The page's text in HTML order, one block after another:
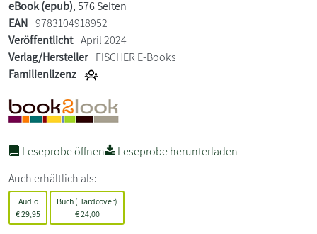
eBook (epub), 576 Seiten
EAN 9783104918952
Veröffentlicht April 2024
Verlag/Hersteller FISCHER E-Books
Familienlizenz
Leseprobe öffnen
Leseprobe herunterladen
Auch erhältlich als:
Audio
€29,95
Buch (Hardcover)
€24,00